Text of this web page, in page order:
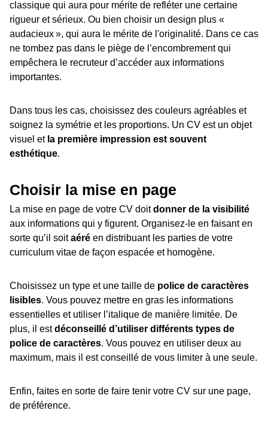
classique qui aura pour mérite de refléter une certaine
rigueur et sérieux. Ou bien choisir un design plus «
audacieux », qui aura le mérite de l'originalité. Dans ce cas
ne tombez pas dans le piège de l’encombrement qui
empêchera le recruteur d’accéder aux informations
importantes.
Dans tous les cas, choisissez des couleurs agréables et
soignez la symétrie et les proportions. Un CV est un objet
visuel et la première impression est souvent
esthétique.
Choisir la mise en page
La mise en page de votre CV doitdonner de la visibilité
aux informations qui y figurent. Organisez-le en faisant en
sorte qu’il soitaéré en distribuant les parties de votre
curriculum vitae de façon espacée et homogène.
Choisissez un type et une taille de police de caractères
lisibles. Vous pouvez mettre en gras les informations
essentielles et utiliser l’italique de manière limitée. De
plus, il estdéconseillé d’utiliser différents types de
police de caractères. Vous pouvez en utiliser deux au
maximum, mais il est conseillé de vous limiter à une seule.
Enfin, faites en sorte de faire tenir votre CV sur une page,
de préférence.